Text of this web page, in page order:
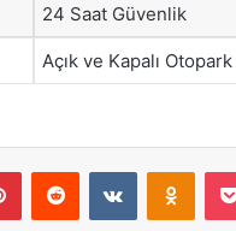
24 Saat Güvenlik
Açık ve Kapalı Otopark
PinterestReddit VKontakte